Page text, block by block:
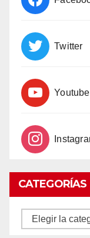
Twitter
Youtube
CATEGORÍAS
CATEGORÍAS